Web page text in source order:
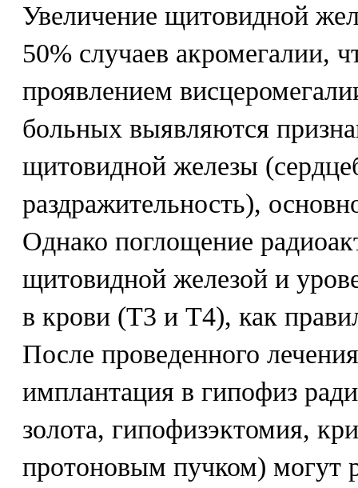
Увеличение щитовидной
50% случаев акромегалии,
проявлением
больных выявляются
щитовидной железы
раздражительность),
Однако поглощение
щитовидной железой и
в крови (Т3 и Т4), как
После проведенного
имплантация в гипофиз
золота, гипофизэктомия,
протоновым пучком) могут